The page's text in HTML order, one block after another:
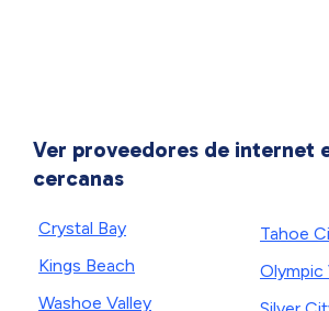
Ver proveedores de internet
cercanas
Crystal Bay
Kings Beach
Washoe Valley
Tahoe
Olympic